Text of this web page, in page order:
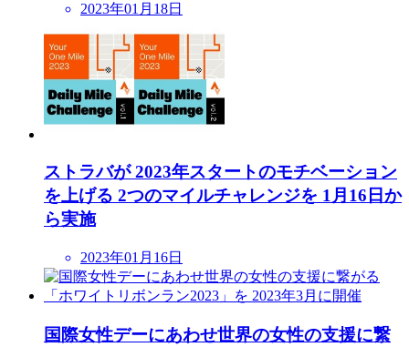
2023年01月18日
ストラバが 2023年スタートのモチベーション
を上げる 2つのマイルチャレンジを 1月16日か
ら実施
2023年01月16日
国際女性デーにあわせ世界の女性の支援に繋